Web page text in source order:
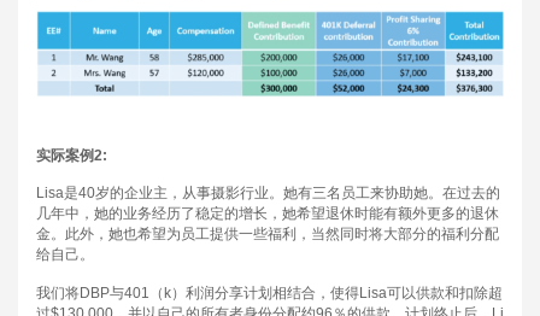
实际案例2:
Lisa是40岁的企业主，从事摄影行业。她有三名员工来协助她。在过去的
几年中，她的业务经历了稳定的增长，她希望退休时能有额外更多的退休
金。此外，她也希望为员工提供一些福利，当然同时将大部分的福利分配
给自己。
我们将DBP与401 （ k）利润分享计划相结合，使得Lisa可以供款和扣除超